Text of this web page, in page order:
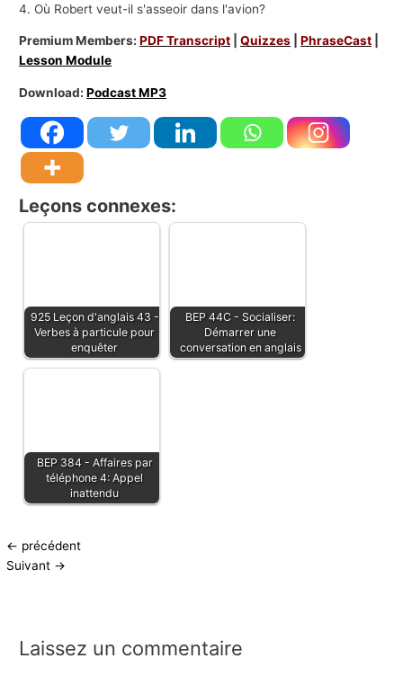
4. Où Robert veut-il s'asseoir dans l'avion?
Premium Members:PDF Transcript |Quizzes |PhraseCast
Lesson Module
Download:Podcast MP3
Leçons connexes:
925 Leçon d'anglais 43 -
Verbes à particule pour
enquêter
BEP 44C - Socialiser:
Démarrer une
conversation en anglais
BEP 384 - Affaires par
téléphone 4: Appel
inattendu
← précédent
Suivant →
Laissez un commentaire